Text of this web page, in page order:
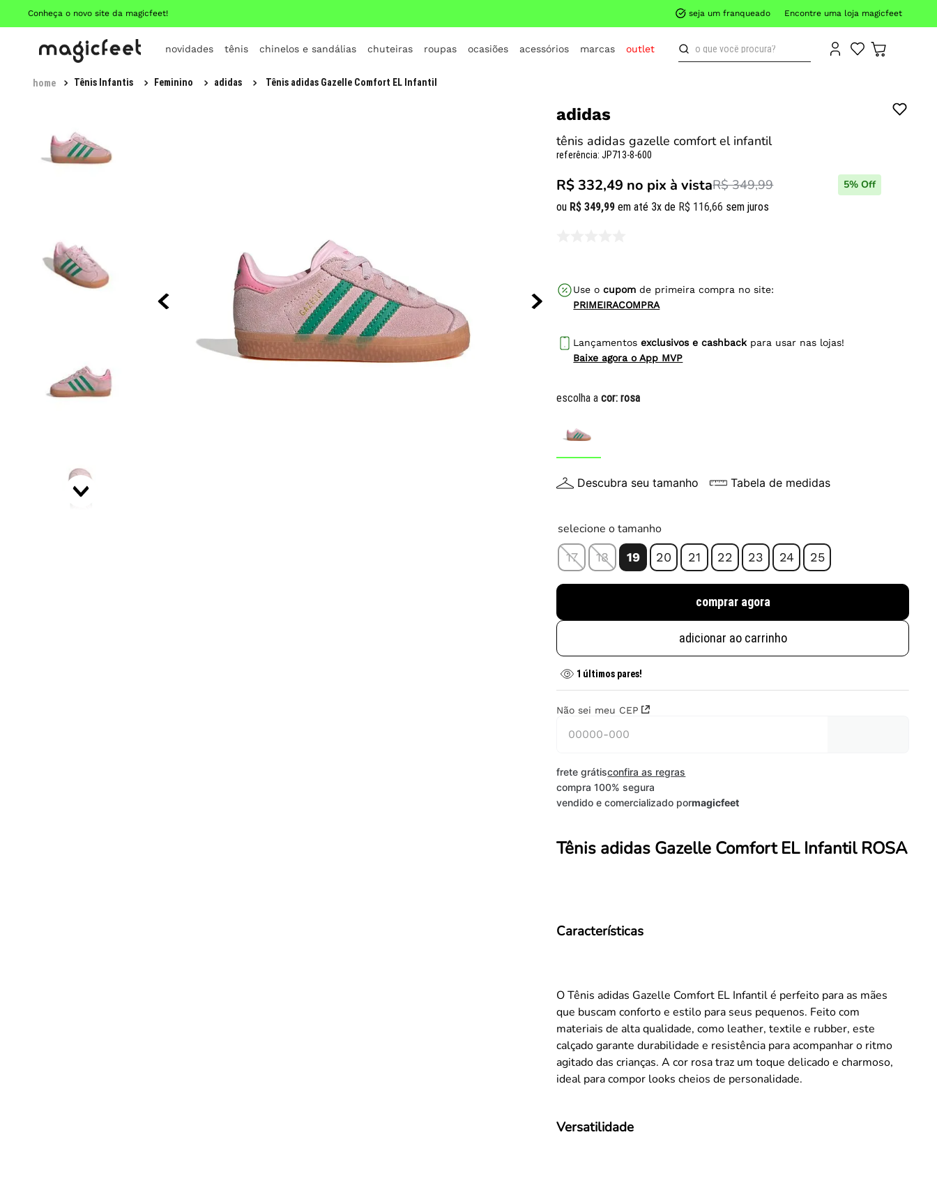
Conheça o novo site da magicfeet! seja um franqueado Encontre uma loja magicfeet
novidades tênis chinelos e sandálias chuteiras roupas ocasiões acessórios marcas outlet
o que você procura?
Tênis Infantis Feminino adidas Tênis adidas Gazelle Comfort EL Infantil
adidas
tênis adidas gazelle comfort el infantil
referência:JP713-8-600
R$ 332,49 no pix à vistaR$ 349,99 5% Off
ou R$ 349,99 em até 3x de R$ 116,66 sem juros
Use ocupom de primeira compra no site:
PRIMEIRACOMPRA
Lançamentosexclusivos e cashback para usar nas lojas!
Baixe agora o App MVP
escolha acor:rosa
Descubra seu tamanho Tabela de medidas
selecione o tamanho
17 18 19 20 21 22 23 24 25
comprar agora
adicionar ao carrinho
1 últimos pares!
Não sei meu CEP
frete grátisconfira as regras
compra 100% segura
vendido e comercializado pormagicfeet
Tênis adidas Gazelle Comfort EL Infantil ROSA
Características
O Tênis adidas Gazelle Comfort EL Infantil é perfeito para as mães
que buscam conforto e estilo para seus pequenos. Feito com
materiais de alta qualidade, como leather, textile e rubber, este
calçado garante durabilidade e resistência para acompanhar o ritmo
agitado das crianças. A cor rosa traz um toque delicado e charmoso,
ideal para compor looks cheios de personalidade.
Versatilidade
TERMOS MAIS BUSCADOS
8º
all star
9º
new balance
10º tênis infantil